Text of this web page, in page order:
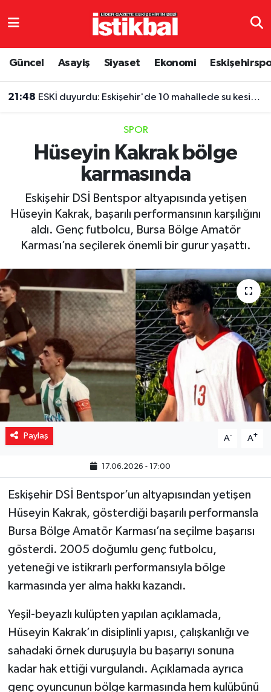
Güncel Asayiş Siyaset Ekonomi
21:48 ESKİ duyurdu: Eskişehir'de 10 mahallede su kesintisi
SPOR
Hüseyin Kakrak bölge
karmasında
Eskişehir DSİ Bentspor altyapısında yetişen
Hüseyin Kakrak, başarılı performansının karşılığını
aldı. Genç futbolcu, Bursa Bölge Amatör
Karması’na seçilerek önemli bir gurur yaşattı.
Paylaş A- A+
17.06.2026 - 17:00
Eskişehir DSİ Bentspor’un altyapısından yetişen
Hüseyin Kakrak, gösterdiği başarılı performansla
Bursa Bölge Amatör Karması’na seçilme başarısı
gösterdi. 2005 doğumlu genç futbolcu,
yeteneği ve istikrarlı performansıyla bölge
karmasında yer alma hakkı kazandı.
Yeşil-beyazlı kulüpten yapılan açıklamada,
Hüseyin Kakrak’ın disiplinli yapısı, çalışkanlığı ve
sahadaki örnek duruşuyla bu başarıyı sonuna
kadar hak ettiği vurgulandı. Açıklamada ayrıca
genç oyuncunun bölge karmasında hem kulübünü
Eskişehirspor
Eğitim
Ekonomi
Yaşam
Resmi ilanlar
Eskişehir Nöbetçi Eczaneler
TFF 3.Lig 4.Grup Puan Durumu ve Fikstür
Tüm Manşetler
Son Dakika Haberleri